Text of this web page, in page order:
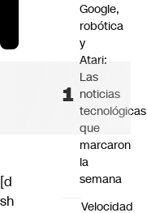
[d
sh
Google,
robótica
y
Atari:
Las
noticias
tecnológicas
que
marcaron
la
semana
Velocidad